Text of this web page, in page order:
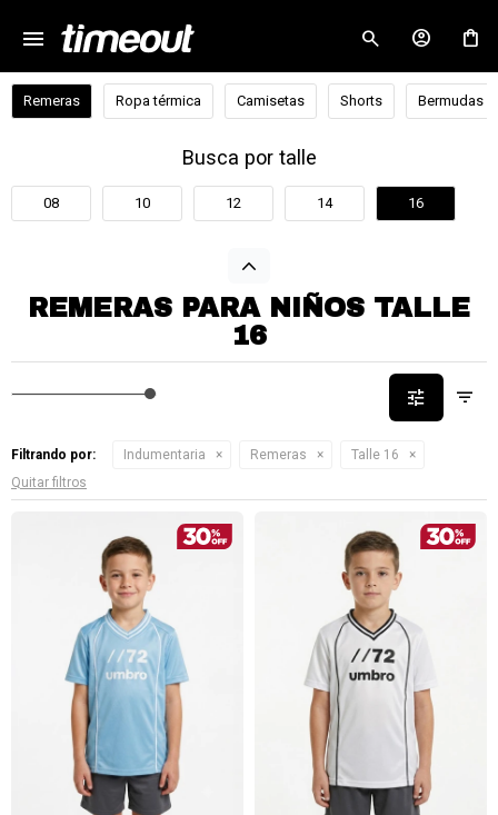
menu
Remeras Ropa térmica Camisetas Shorts Bermudas
Busca por talle
08 10 12 14 16
REMERAS PARA NIÑOS TALLE
16
Filtrando por: Indumentaria Remeras
Talle 16
Quitar filtros